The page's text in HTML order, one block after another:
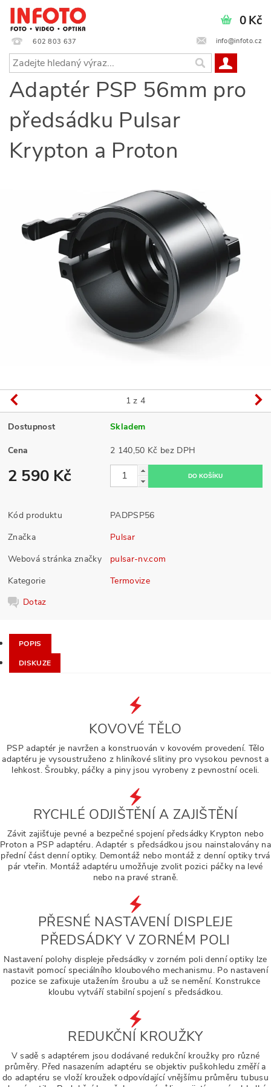
602 803 637 info@infoto.cz
0 Kč
Adaptér PSP 56mm pro
předsádku Pulsar
Krypton a Proton
1 z 4
Dostupnost Skladem
Cena 2 140,50 Kč bez DPH
2 590 Kč
Kód produktu
PADPSP56
Značka
Pulsar
Webová stránka značky
pulsar-nv.com
Kategorie
Termovize
Dotaz
POPIS
DISKUZE
KOVOVÉ TĚLO
PSP adaptér je navržen a konstruován v kovovém provedení. Tělo
adaptéru je vysoustruženo z hliníkové slitiny pro vysokou pevnost a
lehkost. Šroubky, páčky a piny jsou vyrobeny z pevnostní oceli.
RYCHLÉ ODJIŠTĚNÍ A ZAJIŠTĚNÍ
Závit zajišťuje pevné a bezpečné spojení předsádky Krypton nebo
Proton a PSP adaptéru. Adaptér s předsádkou jsou nainstalovány na
přední část denní optiky. Demontáž nebo montáž z denní optiky trvá
pár vteřin. Montáž adaptéru umožňuje zvolit pozici páčky na levé
nebo na pravé straně.
PŘESNÉ NASTAVENÍ DISPLEJE
PŘEDSÁDKY V ZORNÉM POLI
Nastavení polohy displeje předsádky v zorném poli denní optiky lze
nastavit pomocí speciálního kloubového mechanismu. Po nastavení
pozice se zafixuje utažením šroubu a už se nemění. Konstrukce
kloubu vytváří stabilní spojení s předsádkou.
REDUKČNÍ KROUŽKY
V sadě s adaptérem jsou dodávané redukční kroužky pro různé
průměry. Před nasazením adaptéru se objektiv puškohledu změří a
do adaptéru se vloží kroužek odpovídající vnějšímu průměru tubusu